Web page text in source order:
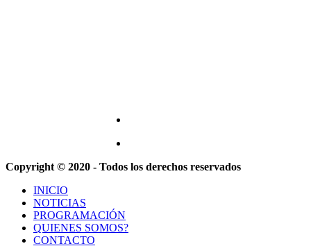
Copyright © 2020 - Todos los derechos reservados
INICIO
NOTICIAS
PROGRAMACIÓN
QUIENES SOMOS?
CONTACTO